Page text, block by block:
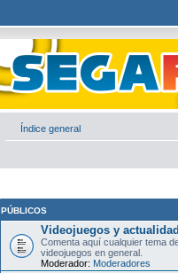
Índice general
PÚBLICOS
Videojuegos y actualidad
Comenta aquí cualquier tema
videojuegos en general.
Moderador: Moderadores